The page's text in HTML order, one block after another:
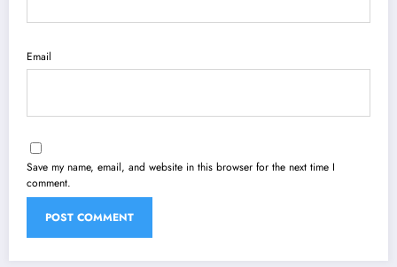
Email
Save my name, email, and website in this browser for the next time I
comment.